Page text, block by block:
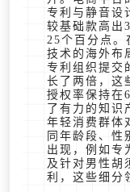
专利与静音设
较基础款高出
25个百分点。
技术的海外布
专利组织提交
长了两倍，这
授权率保持在
了有力的知
年轻消费群体
同年龄段、性
出现，例如专
及针对男性胡
利，这些细分